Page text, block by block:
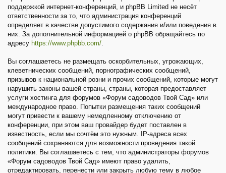
поддержкой интернет-конференций, и phpBB Limited не несёт
ответственности за то, что администрация конференций
определяет в качестве допустимого содержания и/или поведения в
них. За дополнительной информацией о phpBB обращайтесь по
адресу https://www.phpbb.com/.
Вы соглашаетесь не размещать оскорбительных, угрожающих,
клеветнических сообщений, порнографических сообщений,
призывов к национальной розни и прочих сообщений, которые могут
нарушить законы вашей страны, страны, которая предоставляет
услуги хостинга для форумов «Форум садоводов Твой Сад» или
международное право. Попытки размещения таких сообщений
могут привести к вашему немедленному отключению от
конференции, при этом ваш провайдер будет поставлен в
известность, если мы сочтём это нужным. IP-адреса всех
сообщений сохраняются для возможности проведения такой
политики. Вы соглашаетесь с тем, что администраторы форумов
«Форум садоводов Твой Сад» имеют право удалить,
отредактировать, перенести или закрыть любую тему в любое